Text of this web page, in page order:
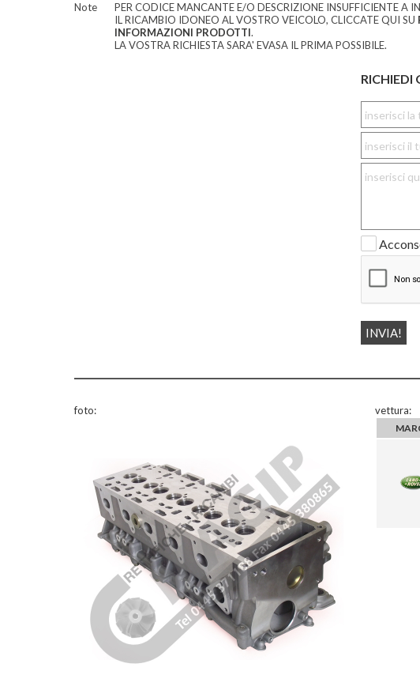
Note
PER CODICE MANCANTE E/O DESCRIZIONE INSUFFICIENTE A
IL RICAMBIO IDONEO AL VOSTRO VEICOLO, CLICCATE QUI SU
INFORMAZIONI PRODOTTI.
LA VOSTRA RICHIESTA SARA' EVASA IL PRIMA POSSIBILE.
RICHIEDI
foto: vettura: